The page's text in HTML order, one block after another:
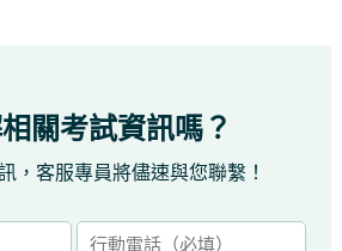
關考試資訊嗎？
，客服專員將儘速與您聯繫！